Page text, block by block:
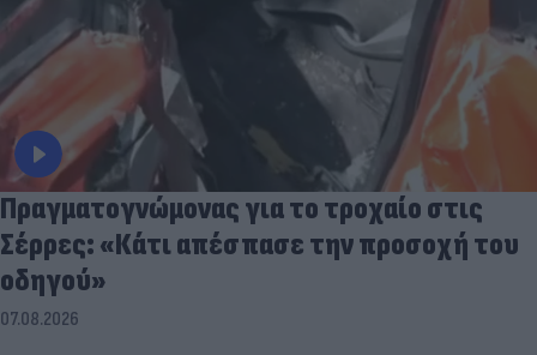
Πραγματογνώμονας για το τροχαίο στις
Σέρρες: «Κάτι απέσπασε την προσοχή του
οδηγού»
07.08.2026